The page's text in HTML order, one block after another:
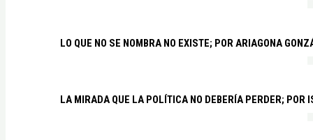
LO QUE NO SE NOMBRA NO EXISTE; POR ARIAGONA
LA MIRADA QUE LA POLÍTICA NO DEBERÍA PERDER; POR